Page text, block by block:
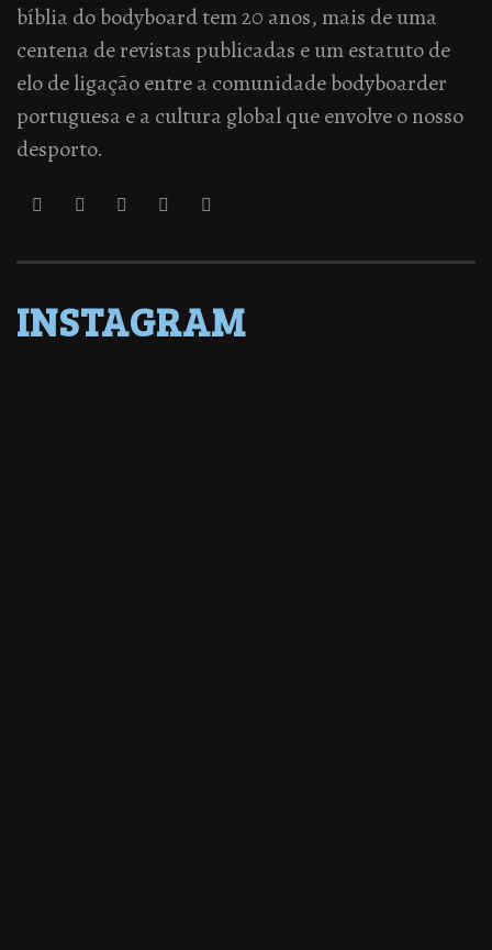
bíblia do bodyboard tem 20 anos, mais de uma
centena de revistas publicadas e um estatuto de
elo de ligação entre a comunidade bodyboarder
portuguesa e a cultura global que envolve o nosso
desporto.
INSTAGRAM